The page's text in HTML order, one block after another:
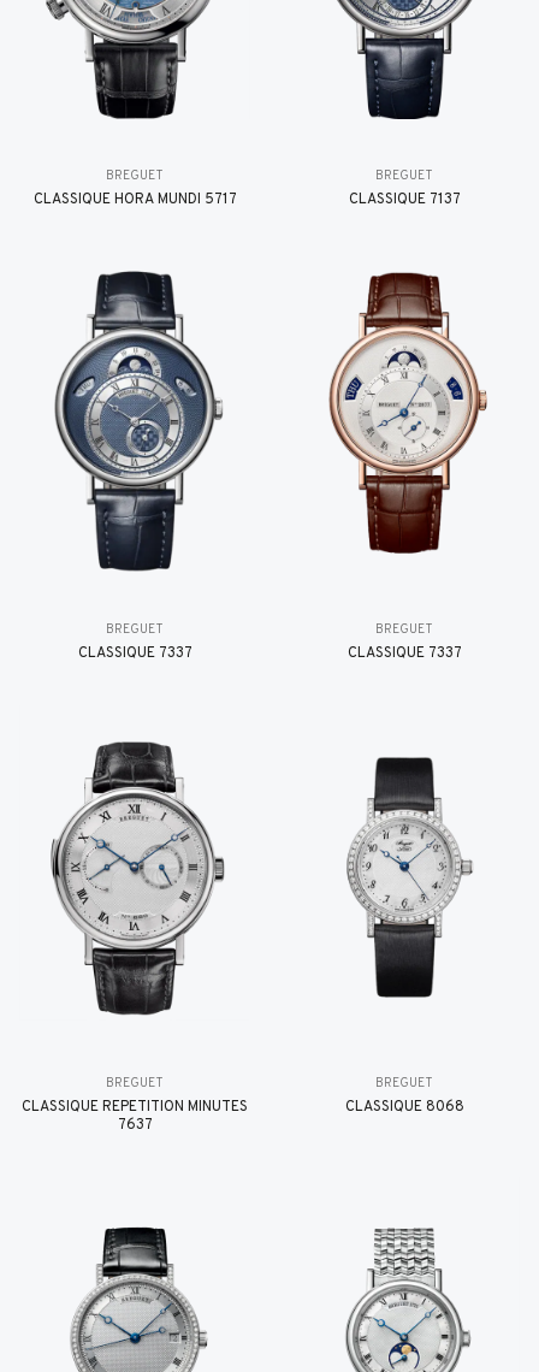
BREGUET
CLASSIQUE HORA MUNDI 5717
BREGUET
CLASSIQUE 7137
BREGUET
CLASSIQUE 7337
BREGUET
CLASSIQUE 7337
BREGUET
CLASSIQUE RÉPÉTITION MINUTES
7637
BREGUET
CLASSIQUE 8068